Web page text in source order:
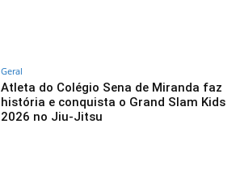
Geral
Atleta do Colégio Sena de Miranda faz
história e conquista o Grand Slam Kids
2026 no Jiu-Jitsu